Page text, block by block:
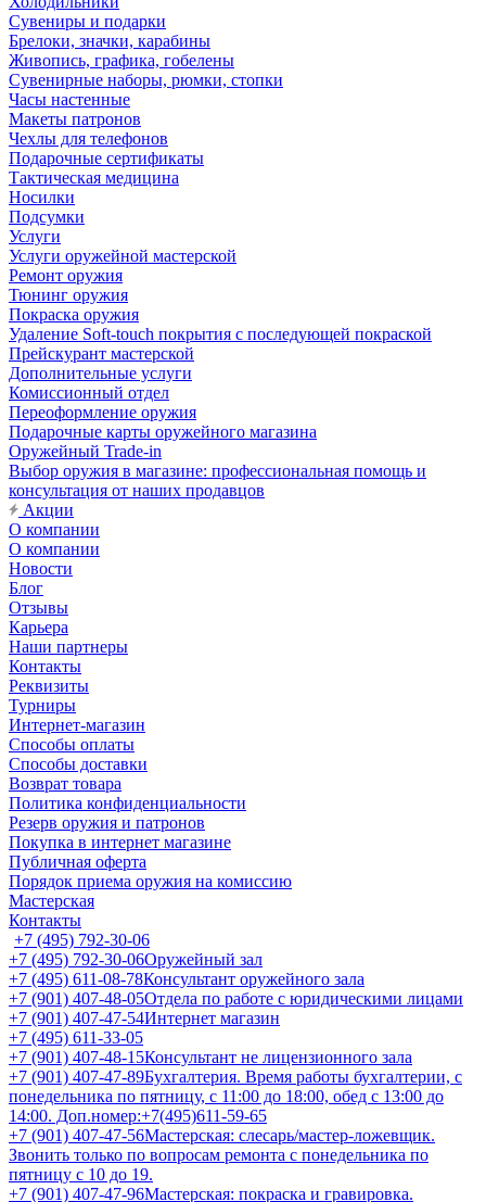
Сувениры и подарки
Брелоки, значки, карабины
Живопись, графика, гобелены
Сувенирные наборы, рюмки, стопки
Часы настенные
Макеты патронов
Чехлы для телефонов
Подарочные сертификаты
Тактическая медицина
Носилки
Подсумки
Услуги
Услуги оружейной мастерской
Ремонт оружия
Тюнинг оружия
Покраска оружия
Удаление Soft-touch покрытия с последующей покраской
Прейскурант мастерской
Дополнительные услуги
Комиссионный отдел
Переоформление оружия
Подарочные карты оружейного магазина
Оружейный Trade-in
Выбор оружия в магазине: профессиональная помощь и
консультация от наших продавцов
Акции
О компании
О компании
Новости
Блог
Отзывы
Карьера
Наши партнеры
Контакты
Реквизиты
Турниры
Интернет-магазин
Способы оплаты
Способы доставки
Возврат товара
Политика конфиденциальности
Резерв оружия и патронов
Покупка в интернет магазине
Публичная оферта
Порядок приема оружия на комиссию
Мастерская
Контакты
+7 (495) 792-30-06
+7 (495) 792-30-06Оружейный зал
+7 (495) 611-08-78Консультант оружейного зала
+7 (901) 407-48-05Отдела по работе с юридическими лицами
+7 (901) 407-47-54Интернет магазин
+7 (495) 611-33-05
+7 (901) 407-48-15Консультант не лицензионного зала
+7 (901) 407-47-89Бухгалтерия. Время работы бухгалтерии, с
понедельника по пятницу, с 11:00 до 18:00, обед с 13:00 до
14:00. Доп.номер:+7(495)611-59-65
+7 (901) 407-47-56Мастерская: слесарь/мастер-ложевщик.
Звонить только по вопросам ремонта с понедельника по
пятницу с 10 до 19.
+7 (901) 407-47-96Мастерская: покраска и гравировка.